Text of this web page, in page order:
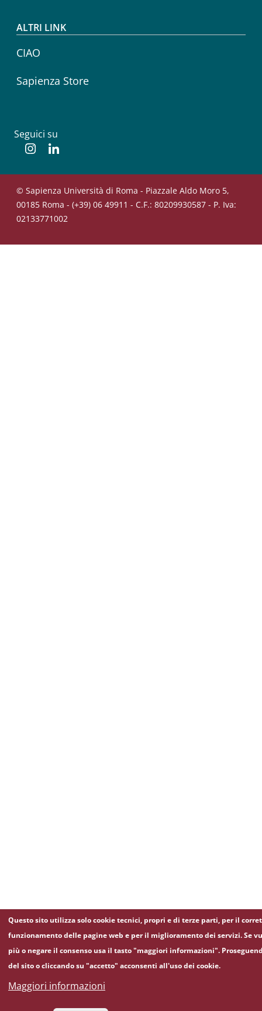
ALTRI LINK
CIAO
Sapienza Store
Seguici su
Instagram
© Sapienza Università di Roma - Piazzale Aldo Moro 5,
00185 Roma - (+39) 06 49911 - C.F.: 80209930587 - P. Iva:
02133771002
Questo sito utilizza solo cookie tecnici, propri e di terze parti, per il
funzionamento delle pagine web e per il miglioramento dei servizi. Se
più o negare il consenso usa il tasto "maggiori informazioni".
del sito o cliccando su "accetto" acconsenti all'uso dei cookie.
Maggiori informazioni